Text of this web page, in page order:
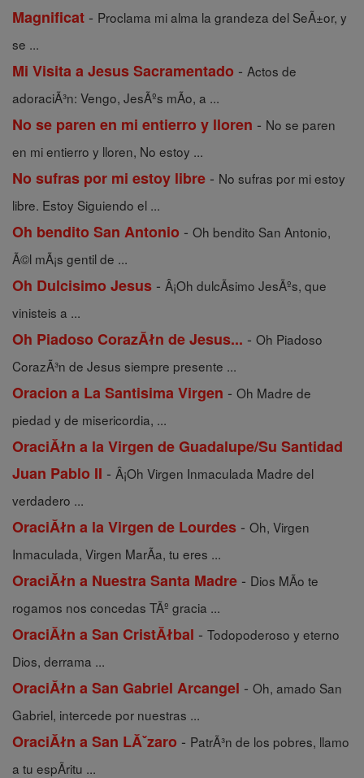
Magnificat - Proclama mi alma la grandeza del SeÃ±or, y
se ...
Mi Visita a Jesus Sacramentado - Actos de
adoraciÃ³n: Vengo, JesÃºs mÃ­o, a ...
No se paren en mi entierro y lloren - No se paren
en mi entierro y lloren, No estoy ...
No sufras por mi estoy libre - No sufras por mi estoy
libre. Estoy Siguiendo el ...
Oh bendito San Antonio - Oh bendito San Antonio,
Ã©l mÃ¡s gentil de ...
Oh Dulcisimo Jesus - Â¡Oh dulcÃ­simo JesÃºs, que
vinisteis a ...
Oh Piadoso CorazĂłn de Jesus... - Oh Piadoso
CorazÃ³n de Jesus siempre presente ...
Oracion a La Santisima Virgen - Oh Madre de
piedad y de misericordia, ...
OraciĂłn a la Virgen de Guadalupe/Su Santidad
Juan Pablo II - Â¡Oh Virgen Inmaculada Madre del
verdadero ...
OraciĂłn a la Virgen de Lourdes - Oh, Virgen
Inmaculada, Virgen MarÃ­a, tu eres ...
OraciĂłn a Nuestra Santa Madre - Dios MÃ­o te
rogamos nos concedas TÃº gracia ...
OraciĂłn a San CristĂłbal - Todopoderoso y eterno
Dios, derrama ...
OraciĂłn a San Gabriel Arcangel - Oh, amado San
Gabriel, intercede por nuestras ...
OraciĂłn a San LĂˇzaro - PatrÃ³n de los pobres, llamo
a tu espÃ­ritu ...